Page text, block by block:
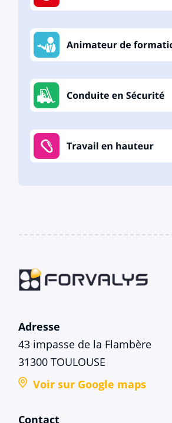
Adresse
43 impasse de la Flambère
31300 TOULOUSE
Voir sur Google maps
Contact